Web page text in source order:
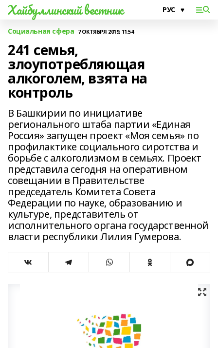
Хайбуллинский вестник
Социальная сфера 7 ОКТЯБРЯ 2019, 11:54
241 семья,
злоупотребляющая
алкоголем, взята на
контроль
В Башкирии по инициативе
регионального штаба партии «Единая
Россия» запущен проект «Моя семья» по
профилактике социального сиротства и
борьбе с алкоголизмом в семьях. Проект
представила сегодня на оперативном
совещании в Правительстве
председатель Комитета Совета
Федерации по науке, образованию и
культуре, представитель от
исполнительного органа государственной
власти республики Лилия Гумерова.